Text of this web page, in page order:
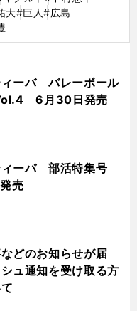
大#巨人#広島
ィーバ バレーボール
6月30日発売
ィーバ 部活特集号
売
どのお知らせが届
ュ通知を受け取る方